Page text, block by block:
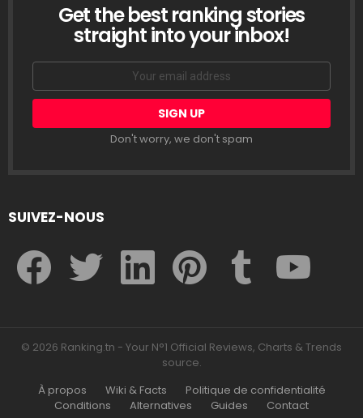
LETTRE
D’INFORMATION
Get the best ranking stories
straight into your inbox!
Email
Don't worry, we don't spam
SUIVEZ-NOUS
© 2026 Ranking.tn - Your N°1 Official Reviews, Charts & Trends
source.
À propos
Wiki & Facts
Politique de confidentialité
Conditions
Alternatives Guides Contact